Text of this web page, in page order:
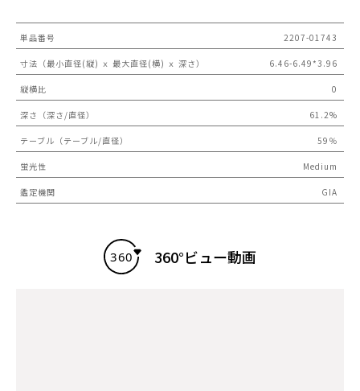
単品番号 2207-01743
寸法（最小直径(縦) ｘ 最大直径(横) ｘ 深さ） 6.46-6.49*3.96
縦横比 0
深さ（深さ/直径） 61.2%
テーブル（テーブル/直径） 59％
蛍光性 Medium
鑑定機関 GIA
360°ビュー動画